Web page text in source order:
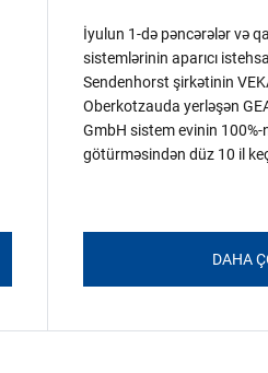
İyulun 1-də pəncərələr və
sistemlərinin aparıcı
Sendenhorst şirkətinin
Oberkotzauda yerləşən
GmbH sistem evinin 100%-
götürməsindən düz 10 il
DAHA